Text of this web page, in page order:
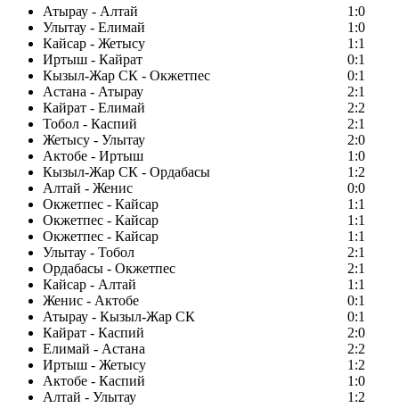
Атырау - Алтай
1:0
Улытау - Елимай
1:0
Кайсар - Жетысу
1:1
Иртыш - Кайрат
0:1
Кызыл-Жар СК - Окжетпес
0:1
Астана - Атырау
2:1
Кайрат - Елимай
2:2
Тобол - Каспий
2:1
Жетысу - Улытау
2:0
Актобе - Иртыш
1:0
Кызыл-Жар СК - Ордабасы
1:2
Алтай - Женис
0:0
Окжетпес - Кайсар
1:1
Окжетпес - Кайсар
1:1
Окжетпес - Кайсар
1:1
Улытау - Тобол
2:1
Ордабасы - Окжетпес
2:1
Кайсар - Алтай
1:1
Женис - Актобе
0:1
Атырау - Кызыл-Жар СК
0:1
Кайрат - Каспий
2:0
Елимай - Астана
2:2
Иртыш - Жетысу
1:2
Актобе - Каспий
1:0
Алтай - Улытау
1:2